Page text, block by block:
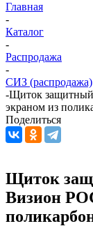
Главная
-
Каталог
-
Распродажа
-
СИЗ (распродажа)
-Щиток
экраном из
Поделиться
Щиток
Визион